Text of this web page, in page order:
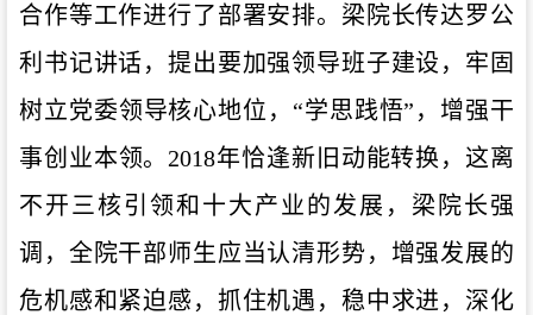
合作等工作进行了部署安排。梁院长传达罗公
利书记讲话，提出要加强领导班子建设，牢固
树立党委领导核心地位， “学思践悟”，增强干
事创业本领。2018年恰逢新旧动能转换，这离
不开三核引领和十大产业的发展，梁院长强
调 ， 全院干部师生应当认清形势，增强发展的
危机感和紧迫感，抓住机遇，稳中求进，深化